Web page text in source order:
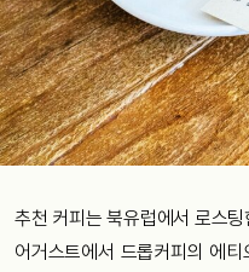
추천 커피는 북유럽에서 로스
어거스트에서 드롭커피의 에